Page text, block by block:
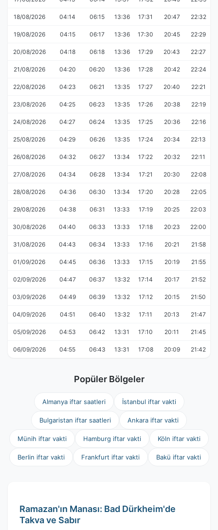
18/08/2026 04:14 06:15 13:36 17:31 20:47 22:32
19/08/2026 04:15 06:17 13:36 17:30 20:45 22:29
20/08/2026 04:18 06:18 13:36 17:29 20:43 22:27
21/08/2026 04:20 06:20 13:36 17:28 20:42 22:24
22/08/2026 04:23 06:21 13:35 17:27 20:40 22:21
23/08/2026 04:25 06:23 13:35 17:26 20:38 22:19
24/08/2026 04:27 06:24 13:35 17:25 20:36 22:16
25/08/2026 04:29 06:26 13:35 17:24 20:34 22:13
26/08/2026 04:32 06:27 13:34 17:22 20:32 22:11
27/08/2026 04:34 06:28 13:34 17:21 20:30 22:08
28/08/2026 04:36 06:30 13:34 17:20 20:28 22:05
29/08/2026 04:38 06:31 13:33 17:19 20:25 22:03
30/08/2026 04:40 06:33 13:33 17:18 20:23 22:00
31/08/2026 04:43 06:34 13:33 17:16 20:21 21:58
01/09/2026 04:45 06:36 13:33 17:15 20:19 21:55
02/09/2026 04:47 06:37 13:32 17:14 20:17 21:52
03/09/2026 04:49 06:39 13:32 17:12 20:15 21:50
04/09/2026 04:51 06:40 13:32 17:11 20:13 21:47
05/09/2026 04:53 06:42 13:31 17:10 20:11 21:45
06/09/2026 04:55 06:43 13:31 17:08 20:09 21:42
Popüler Bölgeler
Almanya iftar saatleri İstanbul iftar vakti
Bulgaristan iftar saatleri Ankara iftar vakti
Münih iftar vakti Hamburg iftar vakti Köln iftar vakti
Berlin iftar vakti Frankfurt iftar vakti Bakü iftar vakti
Ramazan'ın Manası: Bad Dürkheim'de
Takva ve Sabır